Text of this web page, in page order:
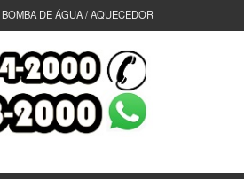
DE ÁGUA / AQUECEDOR